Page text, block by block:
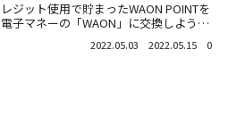
レジット使用で貯まったWAON POINTを
電子マネーの「WAON」に交換しようと
どのATMでないと交換できないことが判
2022.05.03 2022.05.15 0